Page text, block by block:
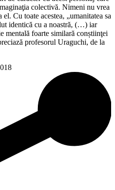
colectivă. Nimeni nu vrea
Cu toate acestea, „umanitatea sa
identică cu a noastră, (…) iar
mentală foarte similară conștiinţei
profesorul Uraguchi, de la